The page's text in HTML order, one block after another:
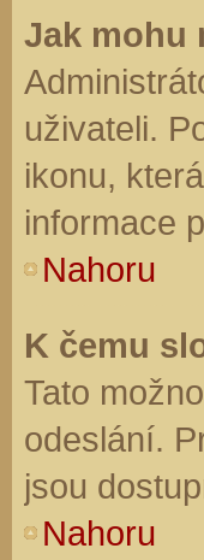
Jak mohu
uživateli.
ikonu,
informace
Nahoru
K čemu
Tato
odeslání.
jsou
Nahoru